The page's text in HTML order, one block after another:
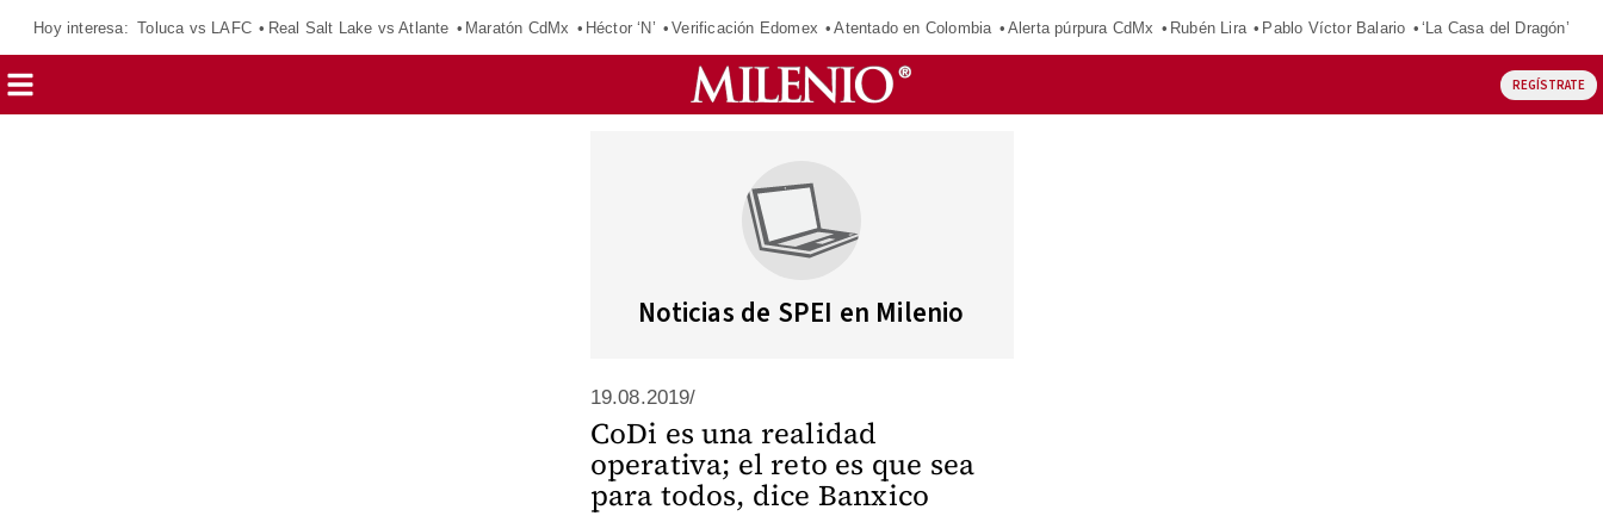
Hoy interesa: Toluca vs LAFC Real Salt Lake vs Atlante Maratón CdMx Héctor ‘N’ Verificación Edomex Atentado en Colombia Alerta púrpura CdMx Rubén Lira Pablo Víctor Balario ‘La Casa del Dragón’
REGÍSTRATE
Noticias de SPEI en Milenio
19.08.2019/
CoDi es una realidad
operativa; el reto es que sea
para todos, dice Banxico